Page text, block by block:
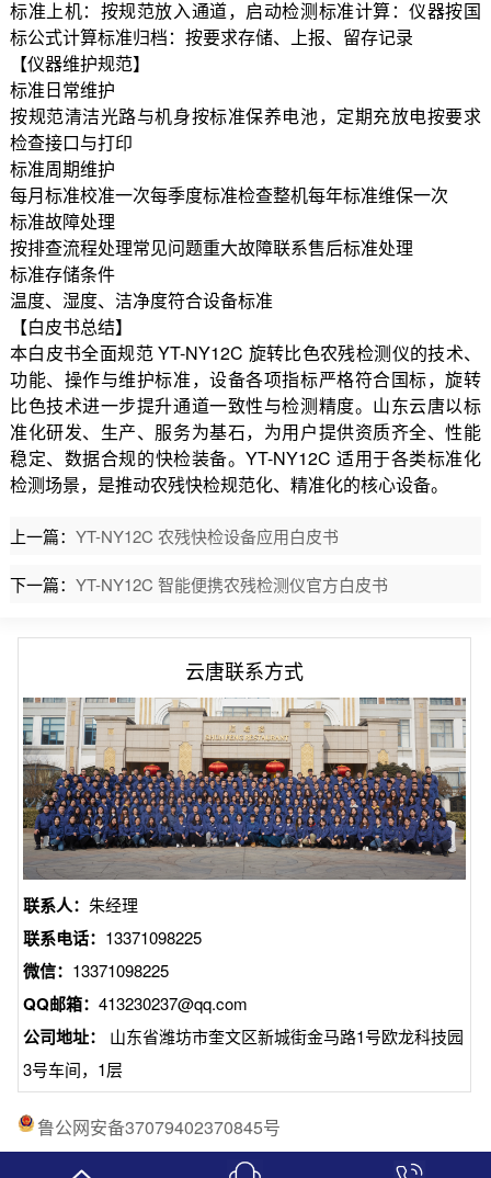
标准上机：按规范放入通道，启动检测标准计算：仪器按国
标公式计算标准归档：按要求存储、上报、留存记录
【仪器维护规范】
标准日常维护
按规范清洁光路与机身按标准保养电池，定期充放电按要求
检查接口与打印
标准周期维护
每月标准校准一次每季度标准检查整机每年标准维保一次
标准故障处理
按排查流程处理常见问题重大故障联系售后标准处理
标准存储条件
温度、湿度、洁净度符合设备标准
【白皮书总结】
本白皮书全面规范 YT-NY12C 旋转比色农残检测仪的技术、
功能、操作与维护标准，设备各项指标严格符合国标，旋转
比色技术进一步提升通道一致性与检测精度。山东云唐以标
准化研发、生产、服务为基石，为用户提供资质齐全、性能
稳定、数据合规的快检装备。YT-NY12C 适用于各类标准化
检测场景，是推动农残快检规范化、精准化的核心设备。
上一篇： YT-NY12C 农残快检设备应用白皮书
下一篇： YT-NY12C 智能便携农残检测仪官方白皮书
云唐联系方式
联系人：朱经理
联系电话： 13371098225
微信： 13371098225
QQ邮箱：413230237@qq.com
公司地址：
山东省潍坊市奎文区新城街金马路1号欧龙科技园
3号车间，1层
鲁公网安备37079402370845号